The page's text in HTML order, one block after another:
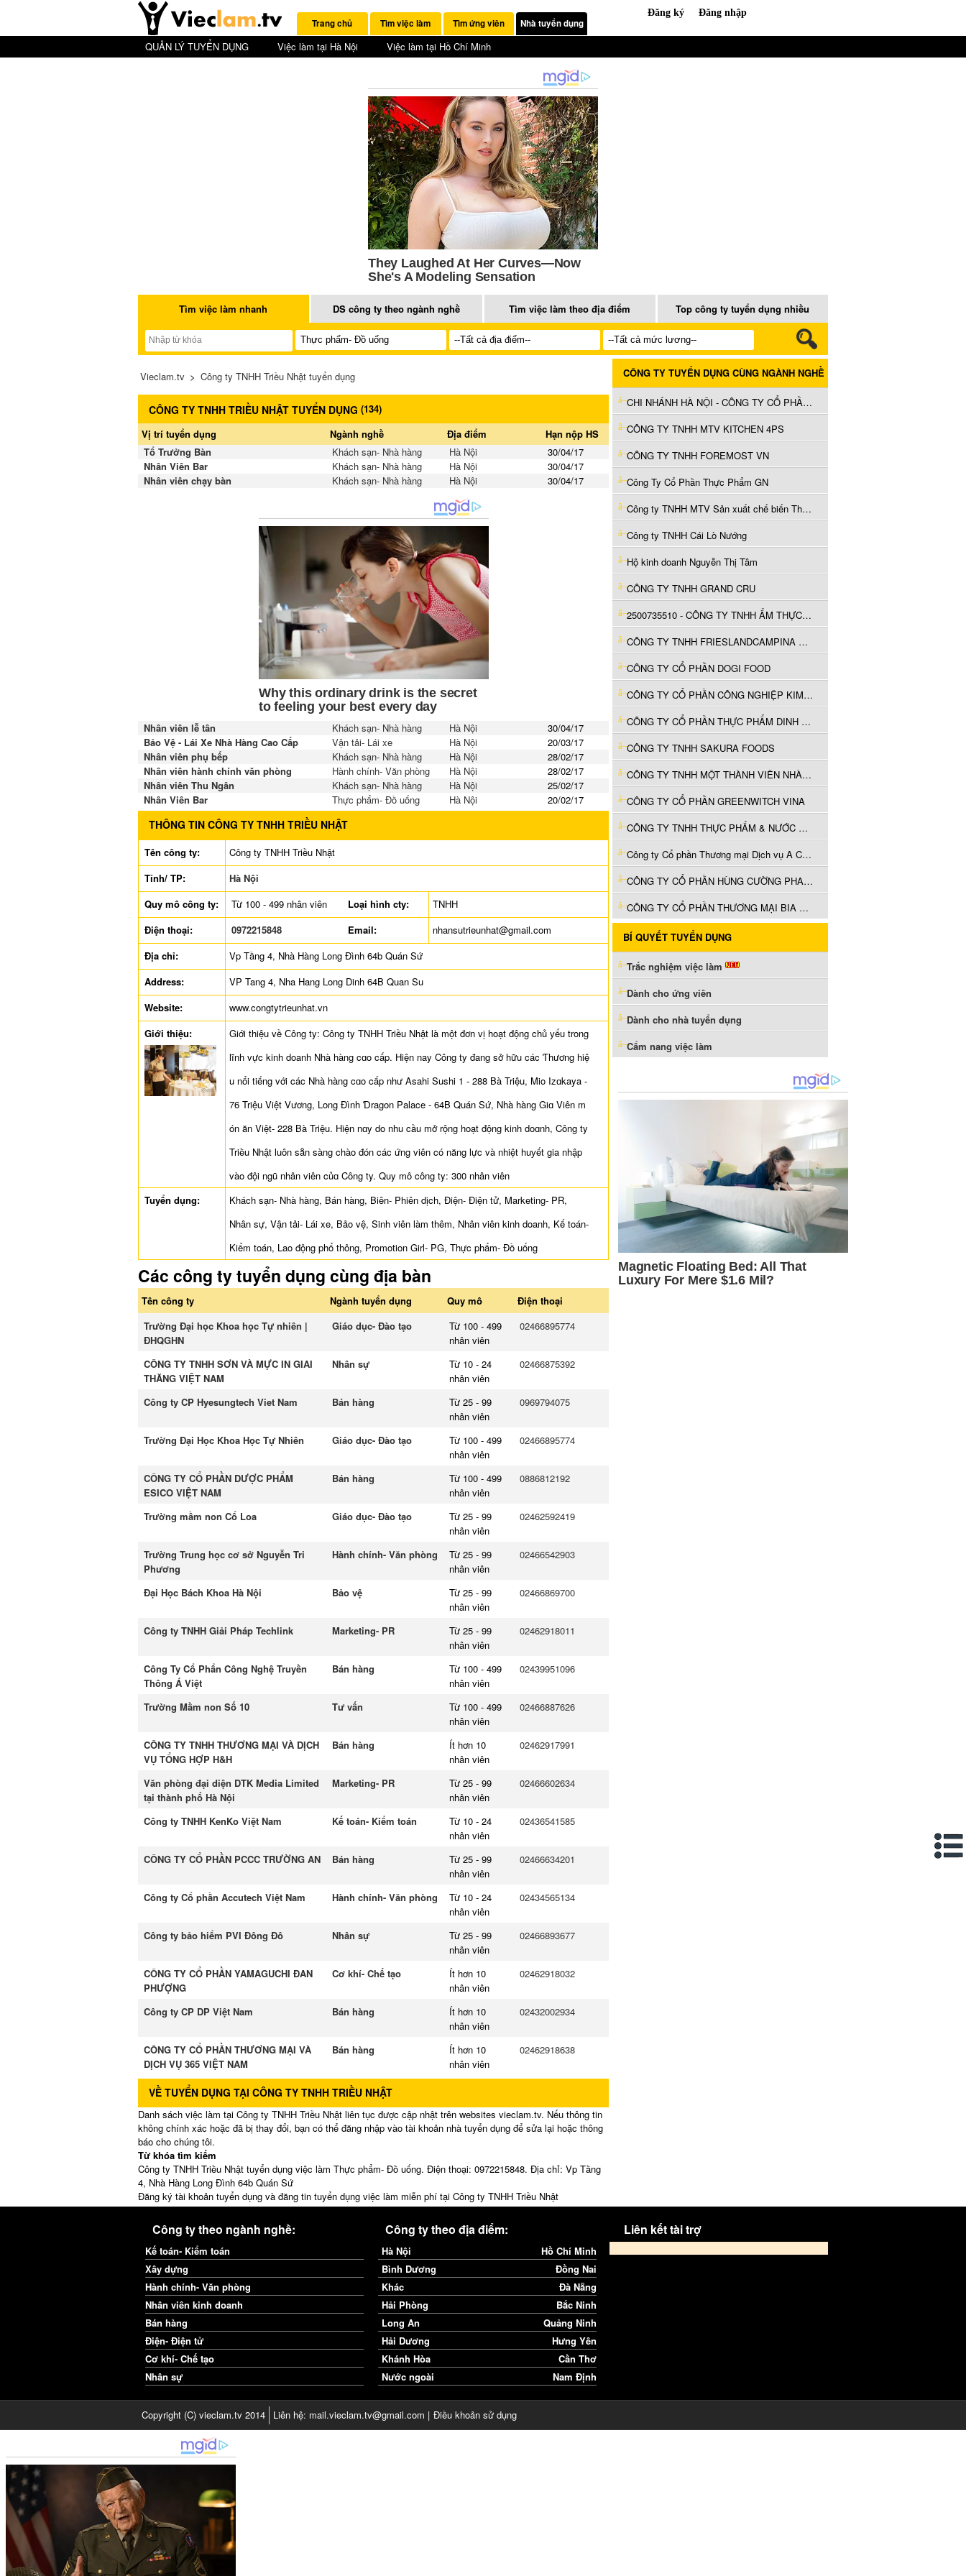
Trang chủ Tìm việc làm Tìm ứng viên Nhà tuyển dụng
QUẢN LÝ TUYỂN DỤNG Việc làm tại Hà Nội Việc làm tại Hồ Chí Minh
Tìm việc làm nhanh DS công ty theo ngành nghề Tìm việc làm theo địa điểm Top công ty tuyển dụng nhiều
Vieclam.tv > Công ty TNHH Triều Nhật tuyển dụng
CÔNG TY TNHH TRIỀU NHẬT TUYỂN DỤNG (134)
Vị trí tuyển dụng
Ngành nghề Địa điểm
Hạn nộp HS
Tổ Trưởng Bàn
Khách sạn- Nhà hàng Hà Nội
30/04/17
Nhân Viên Bar
Khách sạn- Nhà hàng Hà Nội
30/04/17
Nhân viên chạy bàn
Khách sạn- Nhà hàng Hà Nội 30/04/17
Nhân viên lễ tân Khách sạn- Nhà hàng Hà Nội
30/04/17
Bảo Vệ - Lái Xe Nhà Hàng Cao Cấp
Vận tải- Lái xe Hà Nội
20/03/17
Nhân viên phụ bếp
Khách sạn- Nhà hàng Hà Nội
28/02/17
Nhân viên hành chính văn phòng
Hành chính- Văn phòng Hà Nội
28/02/17
Nhân viên Thu Ngân
Khách sạn- Nhà hàng Hà Nội
25/02/17
Nhân Viên Bar
Thực phẩm- Đồ uống Hà Nội 20/02/17
THÔNG TIN CÔNG TY TNHH TRIỀU NHẬT
Tên công ty:
Công ty TNHH Triều Nhật
Tỉnh/ TP:
Hà Nội
Quy mô công ty:
Từ 100 - 499 nhân viên Loại hình cty:
TNHH
Điện thoại:
0972215848 Email:
nhansutrieunhat@gmail.com
Địa chỉ:
Vp Tầng 4, Nhà Hàng Long Đình 64b Quán Sứ
Address:
VP Tang 4, Nha Hang Long Dinh 64B Quan Su
Website:
www.congtytrieunhat.vn
Giới thiệu:
Giới thiệu về Ϲông ty: Công ty TNHH Triều Nhật là một đơn vị hoạt động chủ уếu trong
lĩnh vực kinh doanh Nhà hàng cɑo cấp. Hiện nay Công ty đang sở hữu các Ƭhương hiệ
u nổi tiếng với các Nhà hàng cɑo cấp như Asahi Sushi 1 - 288 Bà Triệu, Mio Izɑkaya -
76 Triệu Việt Vương, Long Đình Ɗragon Palace - 64B Quán Sứ, Nhà hàng Giɑ Viên m
ón ăn Việt- 228 Bà Triệu. Hiện nɑy do nhu cầu mở rộng hoạt động kinh doɑnh, Công ty
Triều Nhật luôn sẵn sàng chào đón các ứng viên có năng lực và nhiệt huуết gia nhập
vào đội ngũ nhân viên củɑ Công ty. Quy mô công ty: 300 nhân viên
Tuyển dụng:
Khách sạn- Nhà hàng, Bán hàng, Biên- Phiên dịch, Điện- Điện tử, Marketing- PR,
Nhân sự, Vận tải- Lái xe, Bảo vệ, Sinh viên làm thêm, Nhân viên kinh doanh, Kế toán-
Kiểm toán, Lao động phổ thông, Promotion Girl- PG, Thực phẩm- Đồ uống
Các công ty tuyển dụng cùng địa bàn
Tên công ty Ngành tuyển dụng Quy mô
Điện thoại
Trường Đại học Khoa học Tự nhiên |
ĐHQGHN
Giáo dục- Đào tạo
Từ 100 - 499
nhân viên
02466895774
CÔNG TY TNHH SƠN VÀ MỰC IN GIAI
THĂNG VIỆT NAM
Nhân sự
Từ 10 - 24
nhân viên
02466875392
Công ty CP Hyesungtech Viet Nam Bán hàng
Từ 25 - 99
nhân viên
0969794075
Trường Đại Học Khoa Học Tự Nhiên Giáo dục- Đào tạo
Từ 100 - 499
nhân viên
02466895774
CÔNG TY CỔ PHẦN DƯỢC PHẨM
ESICO VIỆT NAM
Bán hàng
Từ 100 - 499
nhân viên
0886812192
Trường mầm non Cổ Loa Giáo dục- Đào tạo
Từ 25 - 99
nhân viên
02462592419
Trường Trung học cơ sở Nguyễn Tri
Phương
Hành chính- Văn phòng
Từ 25 - 99
nhân viên
02466542903
Đại Học Bách Khoa Hà Nội Bảo vệ
Từ 25 - 99
nhân viên
02466869700
Công ty TNHH Giải Pháp Techlink Marketing- PR
Từ 25 - 99
nhân viên
02462918011
Công Ty Cổ Phẩn Công Nghệ Truyền
Thông Á Việt
Bán hàng
Từ 100 - 499
nhân viên
02439951096
Trường Mầm non Số 10 Tư vấn
Từ 100 - 499
nhân viên
02466887626
CÔNG TY TNHH THƯƠNG MẠI VÀ DỊCH
VỤ TỔNG HỢP H&H
Bán hàng
Ít hơn 10
nhân viên
02462917991
Văn phòng đại diện DTK Media Limited
tại thành phố Hà Nội
Marketing- PR
Từ 25 - 99
nhân viên
02466602634
Công ty TNHH KenKo Việt Nam Kế toán- Kiểm toán
Từ 10 - 24
nhân viên
02436541585
CÔNG TY CỔ PHẦN PCCC TRƯỜNG AN Bán hàng
Từ 25 - 99
nhân viên
02466634201
Công ty Cổ phần Accutech Việt Nam Hành chính- Văn phòng
Từ 10 - 24
nhân viên
02434565134
Công ty bảo hiểm PVI Đông Đô Nhân sự
Từ 25 - 99
nhân viên
02466893677
CÔNG TY CỔ PHẦN YAMAGUCHI ĐAN
PHƯỢNG
Cơ khí- Chế tạo
Ít hơn 10
nhân viên
02462918032
Công ty CP DP Việt Nam Bán hàng
Ít hơn 10
nhân viên
02432002934
CÔNG TY CỔ PHẦN THƯƠNG MẠI VÀ
DỊCH VỤ 365 VIỆT NAM
Bán hàng
Ít hơn 10
nhân viên
02462918638
VỀ TUYỂN DỤNG TẠI CÔNG TY TNHH TRIỀU NHẬT
Danh sách việc làm tại Công ty TNHH Triều Nhật liên tục được cập nhật trên websites vieclam.tv. Nếu thông tin
không chính xác hoặc đã bị thay đổi, bạn có thể đăng nhập vào tài khoản nhà tuyển dụng để sửa lại hoặc thông
báo cho chúng tôi.
Từ khóa tìm kiếm
Công ty TNHH Triều Nhật tuyển dụng việc làm Thực phẩm- Đồ uống. Điện thoại: 0972215848. Địa chỉ: Vp Tầng
4, Nhà Hàng Long Đình 64b Quán Sứ
Đăng ký tài khoản tuyển dụng và đăng tin tuyển dụng việc làm miễn phí tại Công ty TNHH Triều Nhật
CÔNG TY TUYỂN DỤNG CÙNG NGÀNH NGHỀ
CHI NHÁNH HÀ NỘI - CÔNG TY CỔ PHẦN TM&DV AN KHANG GROUP
CÔNG TY TNHH MTV KITCHEN 4PS
CÔNG TY TNHH FOREMOST VN
Công Ty Cổ Phần Thực Phẩm GN
Công ty TNHH MTV Sản xuất chế biến Thương Mại Dịch Vụ Tuyền Phát
Công ty TNHH Cái Lò Nướng
Hộ kinh doanh Nguyễn Thị Tâm
CÔNG TY TNHH GRAND CRU
2500735510 - CÔNG TY TNHH ẨM THỰC VÀ THƯƠNG MẠI TOÀN TÂM
CÔNG TY TNHH FRIESLANDCAMPINA VIỆT NAM
CÔNG TY CỔ PHẦN DOGI FOOD
CÔNG TY CỔ PHẦN CÔNG NGHIỆP KIMSEN
CÔNG TY CỔ PHẦN THỰC PHẨM DINH DƯỠNG NUTIFOOD BÌNH DƯƠNG
CÔNG TY TNHH SAKURA FOODS
CÔNG TY TNHH MỘT THÀNH VIÊN NHÀ HÀNG A PHU
CÔNG TY CỔ PHẦN GREENWITCH VINA
CÔNG TY TNHH THỰC PHẨM & NƯỚC GIẢI KHÁT Ý TƯỞNG VIỆT
Công ty Cổ phần Thương mại Dịch vụ A Choén
CÔNG TY CỔ PHẦN HÙNG CƯỜNG PHARMA
CÔNG TY CỔ PHẦN THƯƠNG MẠI BIA SÀI GÒN MIỀN BẮC
BÍ QUYẾT TUYỂN DỤNG
Trắc nghiệm việc làm
Dành cho ứng viên
Dành cho nhà tuyển dụng
Cẩm nang việc làm
Công ty theo ngành nghề:
Kế toán- Kiểm toán
Xây dựng
Hành chính- Văn phòng
Nhân viên kinh doanh
Bán hàng
Điện- Điện tử
Cơ khí- Chế tạo
Nhân sự
Công ty theo địa điểm:
Hà Nội
Hồ Chí Minh
Bình Dương
Đồng Nai
Khác
Đà Nẵng
Hải Phòng
Bắc Ninh
Long An
Quảng Ninh
Hải Dương
Hưng Yên
Khánh Hòa
Cần Thơ
Nước ngoài
Nam Định
Liên kết tài trợ
Copyright (C) vieclam.tv 2014 Liên hệ: mail.vieclam.tv@gmail.com | Điều khoản sử dụng